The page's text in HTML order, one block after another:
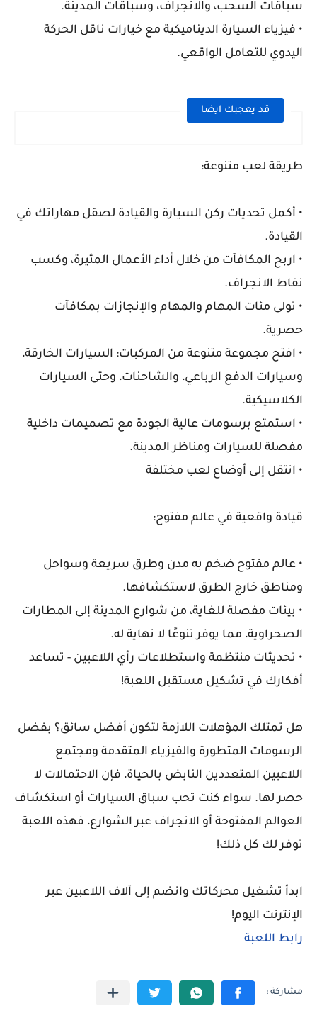
سباقات السحب، والانجراف، وسباقات المدينة.
• فيزياء السيارة الديناميكية مع خيارات ناقل الحركة
اليدوي للتعامل الواقعي.
قد يعجبك ايضا
طريقة لعب متنوعة:
• أكمل تحديات ركن السيارة والقيادة لصقل مهاراتك في
القيادة.
• اربح المكافآت من خلال أداء الأعمال المثيرة، وكسب
نقاط الانجراف.
• تولى مئات المهام والمهام والإنجازات بمكافآت
حصرية.
• افتح مجموعة متنوعة من المركبات: السيارات الخارقة،
وسيارات الدفع الرباعي، والشاحنات، وحتى السيارات
الكلاسيكية.
• استمتع برسومات عالية الجودة مع تصميمات داخلية
مفصلة للسيارات ومناظر المدينة.
• انتقل إلى أوضاع لعب مختلفة
قيادة واقعية في عالم مفتوح:
• عالم مفتوح ضخم به مدن وطرق سريعة وسواحل
ومناطق خارج الطرق لاستكشافها.
• بيئات مفصلة للغاية، من شوارع المدينة إلى المطارات
الصحراوية، مما يوفر تنوعًا لا نهاية له.
• تحديثات منتظمة واستطلاعات رأي اللاعبين - تساعد
أفكارك في تشكيل مستقبل اللعبة!
هل تمتلك المؤهلات اللازمة لتكون أفضل سائق؟ بفضل
الرسومات المتطورة والفيزياء المتقدمة ومجتمع
اللاعبين المتعددين النابض بالحياة، فإن الاحتمالات لا
حصر لها. سواء كنت تحب سباق السيارات أو استكشاف
العوالم المفتوحة أو الانجراف عبر الشوارع، فهذه اللعبة
توفر لك كل ذلك!
ابدأ تشغيل محركاتك وانضم إلى آلاف اللاعبين عبر
الإنترنت اليوم!
رابط اللعبة